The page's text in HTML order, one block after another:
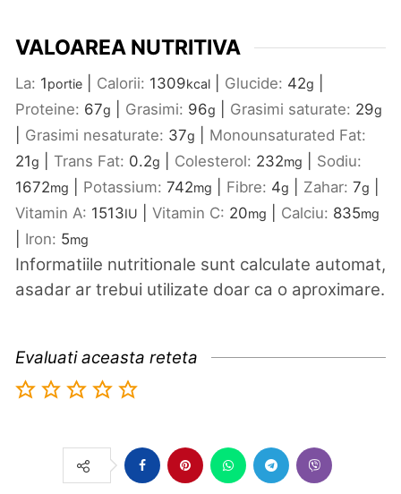
VALOAREA NUTRITIVA
La: 1portie Calorii: 1309kcal Glucide: 42g
Proteine: 67g Grasimi: 96g Grasimi saturate: 29g
Grasimi nesaturate: 37g
Monounsaturated Fat:
21g Trans Fat: 0.2g Colesterol: 232mg
Sodiu:
1672mg Potassium: 742mg Fibre: 4g Zahar: 7g
Vitamin A: 1513IU Vitamin C: 20mg Calciu: 835mg
Iron: 5mg
Informatiile nutritionale sunt calculate automat,
asadar ar trebui utilizate doar ca o aproximare.
Evaluati aceasta reteta